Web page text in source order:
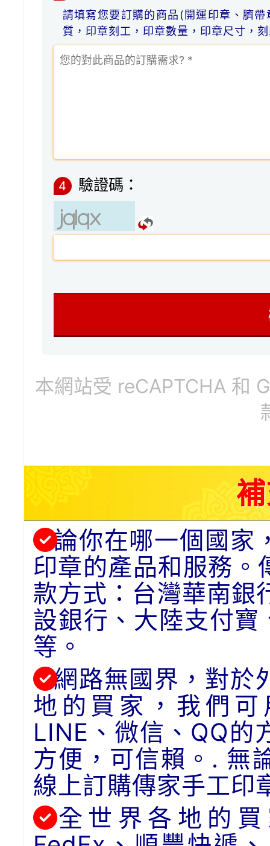
請填寫您要訂購的商品(開運印章、臍
質，印章刻工，印章數量，印章尺寸，
4 驗證碼：
本網站受 reCAPTCHA 和
論你在哪一個國家
印章的產品和服務。
款方式：台灣華南銀
設銀行、大陸支付
等。
網路無國界，對於
地的買家，我們
LINE、微信、QQ的
方便，可信賴。. 無
線上訂購傳家手工印
全世界各地的買